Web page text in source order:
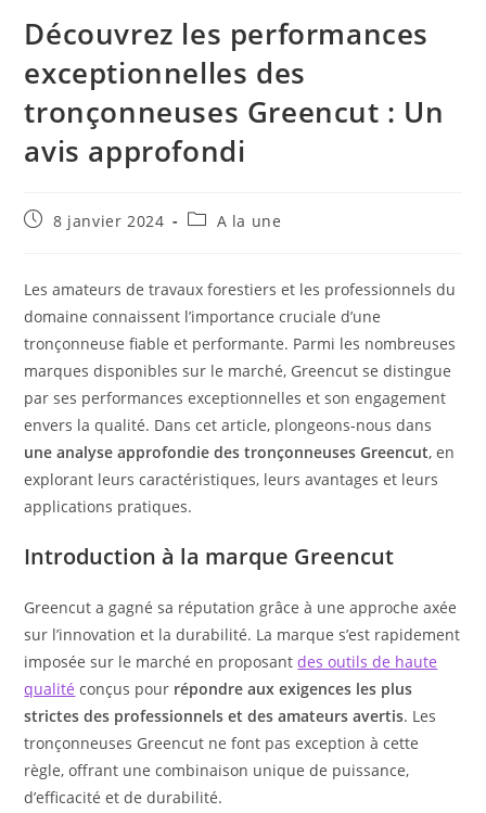
Découvrez les performances
exceptionnelles des
tronçonneuses Greencut : Un
avis approfondi
Publication
8 janvier 2024
PostA la une
Les amateurs de travaux forestiers et les professionnels du
domaine connaissent l’importance cruciale d’une
tronçonneuse fiable et performante. Parmi les nombreuses
marques disponibles sur le marché, Greencut se distingue
par ses performances exceptionnelles et son engagement
envers la qualité. Dans cet article, plongeons-nous dans
une analyse approfondie des tronçonneuses Greencut, en
explorant leurs caractéristiques, leurs avantages et leurs
applications pratiques.
Introduction à la marque Greencut
Greencut a gagné sa réputation grâce à une approche axée
sur l’innovation et la durabilité. La marque s’est rapidement
imposée sur le marché en proposantdes outils de haute
qualité conçus pour répondre aux exigences les plus
strictes des professionnels et des amateurs avertis. Les
tronçonneuses Greencut ne font pas exception à cette
règle, offrant une combinaison unique de puissance,
d’efficacité et de durabilité.